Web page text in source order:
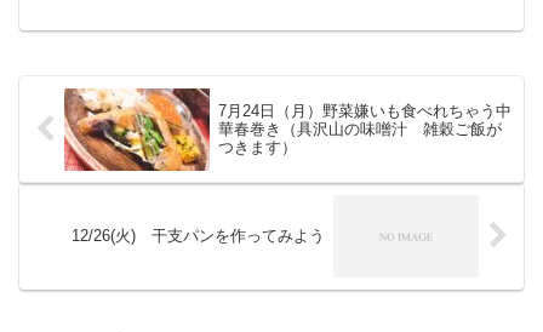
7月24日（月）野菜嫌いも食べれちゃう中
華春巻き（具沢山の味噌汁 雑穀ご飯が
つきます）
12/26(火) 干支パンを作ってみよう⁡